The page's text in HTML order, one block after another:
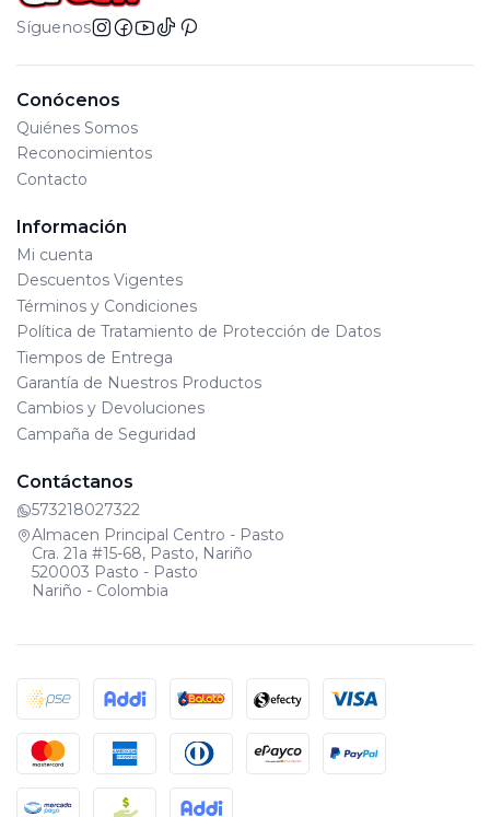
Síguenos
Conócenos
Quiénes Somos
Reconocimientos
Contacto
Información
Mi cuenta
Descuentos Vigentes
Términos y Condiciones
Política de Tratamiento de Protección de Datos
Tiempos de Entrega
Garantía de Nuestros Productos
Cambios y Devoluciones
Campaña de Seguridad
Contáctanos
573218027322
Almacen Principal Centro - Pasto
Cra. 21a #15-68, Pasto, Nariño
520003 Pasto - Pasto
Nariño - Colombia